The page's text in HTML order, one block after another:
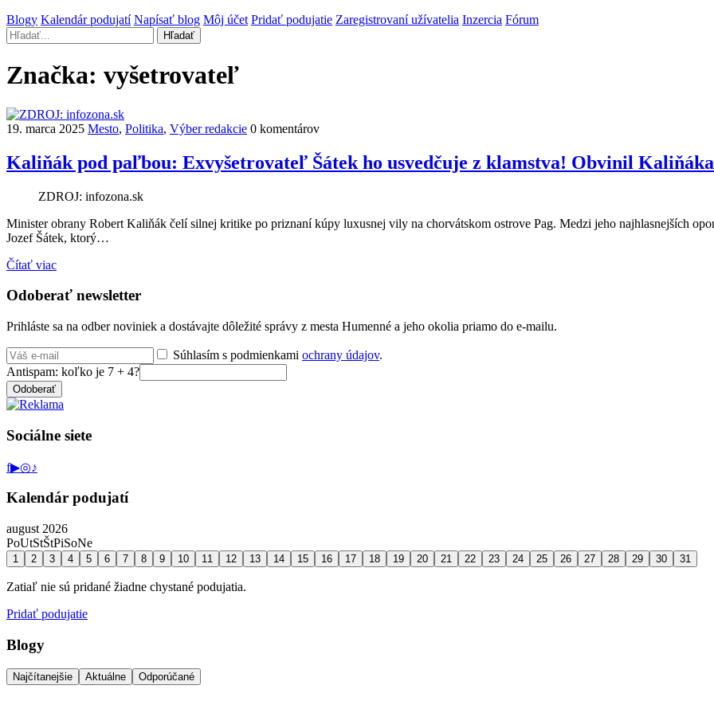
Blogy Kalendár podujatí Napísať blog Môj účet Pridať podujatie Zaregistrovaní užívatelia Inzercia Fórum
Hľadať
Značka: vyšetrovateľ
19. marca 2025 Mesto, Politika, Výber redakcie 0 komentárov
Kaliňák pod paľbou: Exvyšetrovateľ Šátek ho usvedčuje z klamstva! Obvinil
ZDROJ: infozona.sk
Minister obrany Robert Kaliňák čelí silnej kritike po priznaní kúpy luxusnej vily na chorvátskom ostrove Pag. Medzi jeho najhlasnejších
Jozef Šátek, ktorý…
Čítať viac
Odoberať newsletter
Prihláste sa na odber noviniek a dostávajte dôležité správy z mesta Humenné a jeho okolia priamo do e-mailu.
Súhlasím s podmienkami ochrany údajov.
Antispam: koľko je 7 + 4?
Odoberať
Sociálne siete
f▶◎♪
Kalendár podujatí
august 2026
PoUtStŠtPiSoNe
1 2 3 4 5 6 7 8 9 10 11 12 13 14 15 16 17 18 19 20 21 22 23 24 25 26 27 28 29 30 31
Zatiaľ nie sú pridané žiadne chystané podujatia.
Pridať podujatie
Blogy
Najčítanejšie Aktuálne Odporúčané